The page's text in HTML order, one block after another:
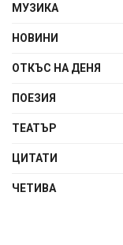
МУЗИКА
НОВИНИ
ОТКЪС НА ДЕНЯ
ПОЕЗИЯ
ТЕАТЪР
ЦИТАТИ
ЧЕТИВА